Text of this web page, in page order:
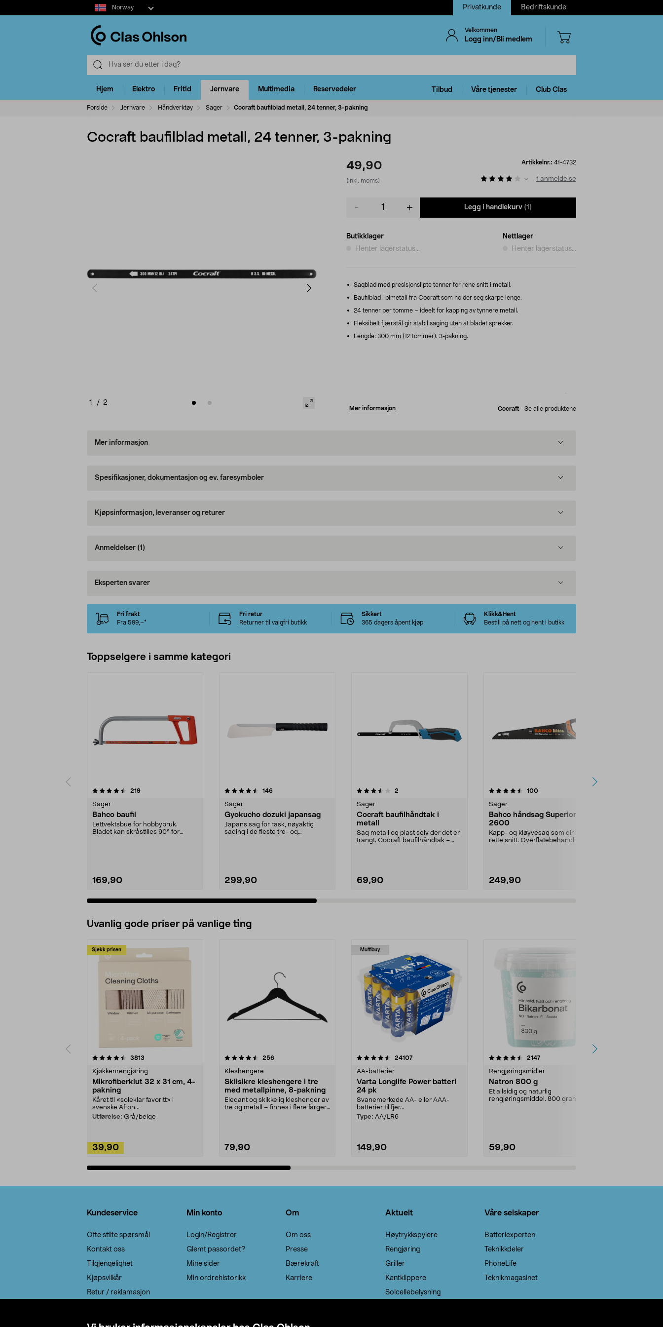
Select
market
Norway Privatkunde Bedriftskunde
Velkommen
Logg inn/Bli medlem
Hjem Elektro Fritid Jernvare Multimedia Reservedeler Tilbud Våre tjenester Club Clas
Forside Jernvare Håndverktøy Sager Cocraft baufilblad metall, 24 tenner, 3-pakning
Cocraft baufilblad metall, 24 tenner, 3-pakning
1 / 2
49,90
(inkl. moms)
Artikkelnr.: 41-4732
1 anmeldelse
Legg i handlekurv (1)
Butikklager
Henter lagerstatus...
Nettlager
Henter lagerstatus...
Sagblad med presisjonslipte tenner for rene snitt i metall.
Baufilblad i bimetall fra Cocraft som holder seg skarpe lenge.
24 tenner per tomme – ideelt for kapping av tynnere metall.
Fleksibelt fjærstål gir stabil saging uten at bladet sprekker.
Lengde: 300 mm (12 tommer). 3-pakning.
Mer informasjon Cocraft - Se alle produktene
Mer informasjon
Spesifikasjoner, dokumentasjon og ev. faresymboler
Kjøpsinformasjon, leveranser og returer
Anmeldelser (1)
Eksperten svarer
Fri frakt
Fra 599,–*
Fri retur
Returner til valgfri butikk
Sikkert
365 dagers åpent kjøp
Klikk&Hent
Bestill på nett og hent i butikk
Toppselgere i samme kategori
219anmeldelser
Sager
Bahco baufil
Lettvektsbue for hobbybruk.
Bladet kan skråstilles 90° for
169,90
4.5 av 5 stjerner 146anmeldelser
Sager
Gyokucho dozuki japansag
Japans sag for rask, nøyaktig
saging i de fleste tre- og
299,90
3.5 av 5 stjerner 2
Sager
Cocraft baufilhåndtak i
metall
Sag metall og plast selv der det er
trangt. Cocraft baufilhåndtak –
69,90
4.5 av 5 stjerner 100anmeldelser
Sager
Bahco håndsag Superior
2600
Kapp- og kløyvesag som gir rene,
rette snitt. Overflatebehandling
249,90
4.5 av 5 stjerner
Uvanlig gode priser på vanlige ting
Sjekk prisen
3813
Kjøkkenrengjøring
Mikrofiberklut 32 x 31 cm, 4-
pakning
Kåret til «soleklar favoritt» i
svenske Afton...
Utførelse: Grå/beige
39,90
4.5av 5 stjerner 256anmeldelser
Kleshengere
Sklisikre kleshengere i tre
med metallpinne, 8-pakning
Elegant og skikkelig kleshenger av
tre og metall – finnes i flere farger.
79,90
Multibuy
4.5av 5 stjerner 24107anmeldelser
AA-batterier
Varta Longlife Power batteri
24 pk
Svanemerkede AA- eller AAA-
batterier til fjer...
Type: AA/LR6
149,90
4.5av 5 stjerner 2147anmeldelser
Rengjøringsmidler
Natron 800 g
Et allsidig og naturlig
rengjøringsmiddel. 800 gram
59,90
4.0av 5 stjerner
Kundeservice
Ofte stilte spørsmål
Kontakt oss
Tilgjengelighet
Kjøpsvilkår
Retur / reklamasjon
Min konto
Login/Registrer
Glemt passordet?
Mine sider
Min ordrehistorikk
Om
Om oss
Presse
Bærekraft
Karriere
Aktuelt
Høytrykkspylere
Rengjøring
Griller
Kantklippere
Solcellebelysning
Våre selskaper
Batteriexperten
Teknikkdeler
PhoneLife
Teknikmagasinet